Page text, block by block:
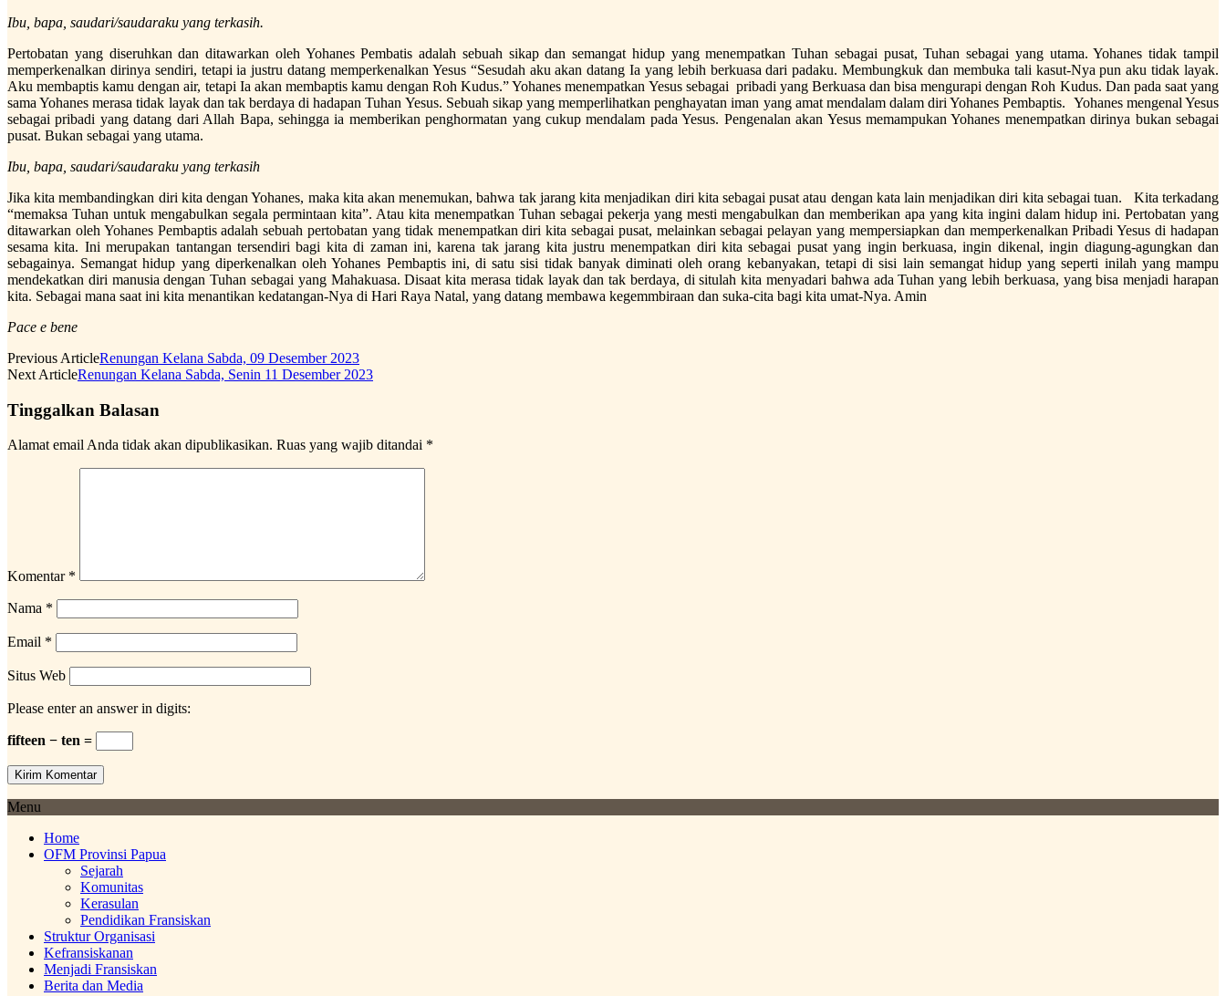
Ibu, bapa, saudari/saudaraku yang terkasih.
Pertobatan yang diseruhkan dan ditawarkan oleh Yohanes Pembatis adalah sebuah sikap dan semangat hidup yang menempatkan Tuhan sebagai pusat, Tuhan sebagai yang utama. Yohanes tidak tampil
memperkenalkan dirinya sendiri, tetapi ia justru datang memperkenalkan Yesus “Sesudah aku akan datang Ia yang lebih berkuasa dari padaku. Membungkuk dan membuka tali kasut-Nya pun aku tidak layak.
Aku membaptis kamu dengan air, tetapi Ia akan membaptis kamu dengan Roh Kudus.” Yohanes menempatkan Yesus sebagai pribadi yang Berkuasa dan bisa mengurapi dengan Roh Kudus. Dan pada saat yang
sama Yohanes merasa tidak layak dan tak berdaya di hadapan Tuhan Yesus. Sebuah sikap yang memperlihatkan penghayatan iman yang amat mendalam dalam diri Yohanes Pembaptis. Yohanes mengenal Yesus
sebagai pribadi yang datang dari Allah Bapa, sehingga ia memberikan penghormatan yang cukup mendalam pada Yesus. Pengenalan akan Yesus memampukan Yohanes menempatkan dirinya bukan sebagai
pusat. Bukan sebagai yang utama.
Ibu, bapa, saudari/saudaraku yang terkasih
Jika kita membandingkan diri kita dengan Yohanes, maka kita akan menemukan, bahwa tak jarang kita menjadikan diri kita sebagai pusat atau dengan kata lain menjadikan diri kita sebagai tuan. Kita terkadang
“memaksa Tuhan untuk mengabulkan segala permintaan kita”. Atau kita menempatkan Tuhan sebagai pekerja yang mesti mengabulkan dan memberikan apa yang kita ingini dalam hidup ini. Pertobatan yang
ditawarkan oleh Yohanes Pembaptis adalah sebuah pertobatan yang tidak menempatkan diri kita sebagai pusat, melainkan sebagai pelayan yang mempersiapkan dan memperkenalkan Pribadi Yesus di hadapan
sesama kita. Ini merupakan tantangan tersendiri bagi kita di zaman ini, karena tak jarang kita justru menempatkan diri kita sebagai pusat yang ingin berkuasa, ingin dikenal, ingin diagung-agungkan dan
sebagainya. Semangat hidup yang diperkenalkan oleh Yohanes Pembaptis ini, di satu sisi tidak banyak diminati oleh orang kebanyakan, tetapi di sisi lain semangat hidup yang seperti inilah yang mampu
mendekatkan diri manusia dengan Tuhan sebagai yang Mahakuasa. Disaat kita merasa tidak layak dan tak berdaya, di situlah kita menyadari bahwa ada Tuhan yang lebih berkuasa, yang bisa menjadi harapan
kita. Sebagai mana saat ini kita menantikan kedatangan-Nya di Hari Raya Natal, yang datang membawa kegemmbiraan dan suka-cita bagi kita umat-Nya. Amin
Pace e bene
Previous ArticleRenungan Kelana Sabda, 09 Desember 2023
Next ArticleRenungan Kelana Sabda, Senin 11 Desember 2023
Tinggalkan Balasan
Alamat email Anda tidak akan dipublikasikan. Ruas yang wajib ditandai *
Komentar *
Nama *
Email *
Situs Web
Please enter an answer in digits:
fifteen − ten =
Menu
Home
OFM Provinsi Papua
Sejarah
Komunitas
Kerasulan
Pendidikan Fransiskan
Struktur Organisasi
Kefransiskanan
Menjadi Fransiskan
Berita dan Media